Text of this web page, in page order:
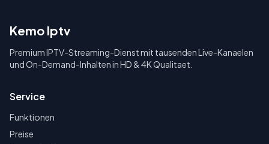
Kemo Iptv
Premium IPTV-Streaming-Dienst mit tausenden Live-Kanaelen
und On-Demand-Inhalten in HD & 4K Qualitaet.
Service
Funktionen
Preise